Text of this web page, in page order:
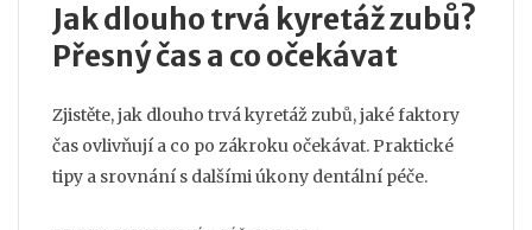
Jak dlouho trvá kyretáž zubů?
Přesný čas a co očekávat
Zjistěte, jak dlouho trvá kyretáž zubů, jaké faktory
čas ovlivňují a co po zákroku očekávat. Praktické
tipy a srovnání s dalšími úkony dentální péče.